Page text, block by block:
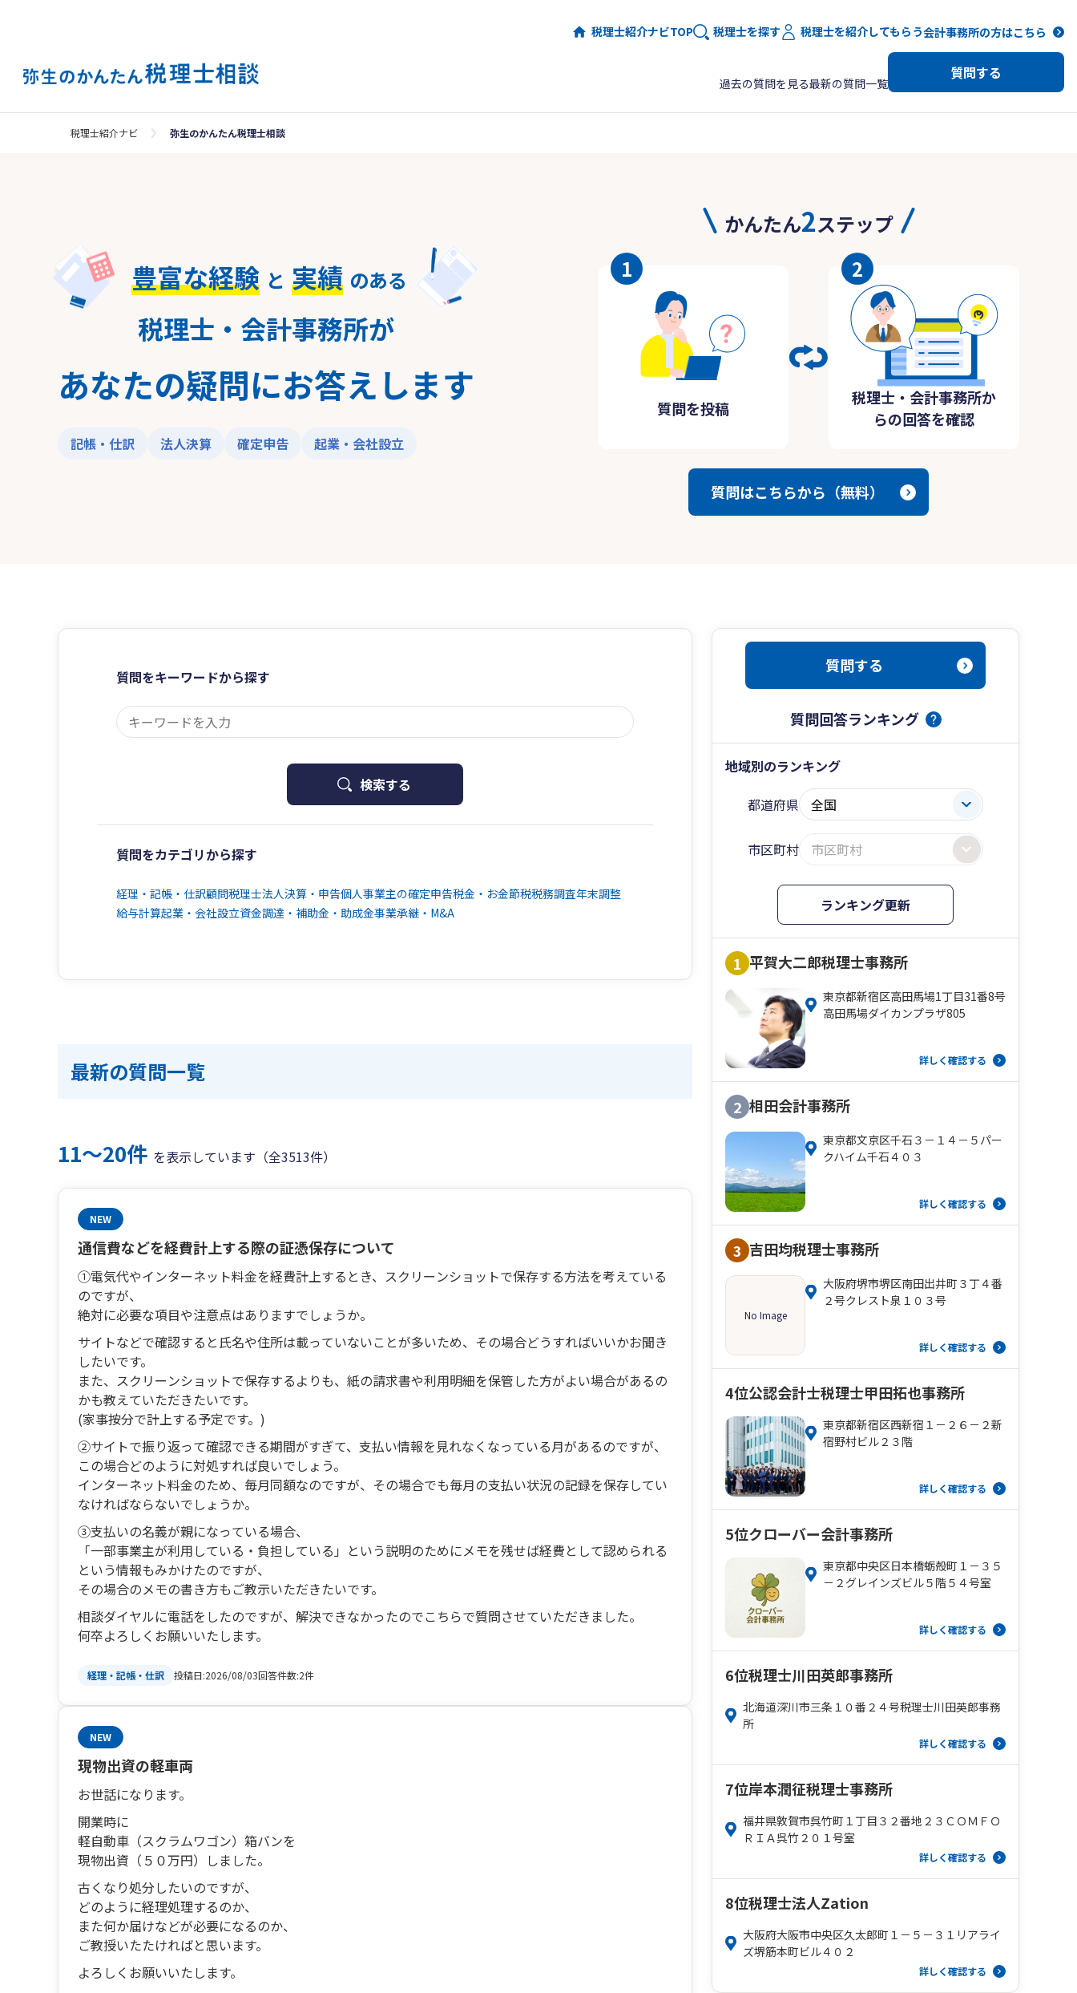
税理士紹介ナビTOP 税理士を探す 税理士を紹介してもらう会計事務所の方はこちら
過去の質問を見る最新の質問一覧
質問する
税理士紹介ナビ 弥生のかんたん税理士相談
豊富な経験 と 実績 のある
税理士・会計事務所が
あなたの疑問にお答えします
記帳・仕訳 法人決算 確定申告 起業・会社設立
かんたん2ステップ
1
質問を投稿
2
税理士・会計事務所か
らの回答を確認
質問はこちらから（無料）
質問をキーワードから探す
検索する
質問をカテゴリから探す
経理・記帳・仕訳顧問税理士法人決算・申告個人事業主の確定申告税金・お金節税税務調査年末調整
給与計算起業・会社設立資金調達・補助金・助成金事業承継・M&A
最新の質問一覧
11〜20件 を表示しています（全3513件）
NEW
通信費などを経費計上する際の証憑保存について
①電気代やインターネット料金を経費計上するとき、スクリーンショットで保存する方法を考えている
のですが、
絶対に必要な項目や注意点はありますでしょうか。
サイトなどで確認すると氏名や住所は載っていないことが多いため、その場合どうすればいいかお聞き
したいです。
また、スクリーンショットで保存するよりも、紙の請求書や利用明細を保管した方がよい場合があるの
かも教えていただきたいです。
(家事按分で計上する予定です。)
②サイトで振り返って確認できる期間がすぎて、支払い情報を見れなくなっている月があるのですが、
この場合どのように対処すれば良いでしょう。
インターネット料金のため、毎月同額なのですが、その場合でも毎月の支払い状況の記録を保存してい
なければならないでしょうか。
③支払いの名義が親になっている場合、
「一部事業主が利用している・負担している」という説明のためにメモを残せば経費として認められる
という情報もみかけたのですが、
その場合のメモの書き方もご教示いただきたいです。
相談ダイヤルに電話をしたのですが、解決できなかったのでこちらで質問させていただきました。
何卒よろしくお願いいたします。
経理・記帳・仕訳 投稿日:2026/08/03回答件数:2件
NEW
現物出資の軽車両
お世話になります。
開業時に
軽自動車（スクラムワゴン）箱バンを
現物出資（５０万円）しました。
古くなり処分したいのですが、
どのように経理処理するのか、
また何か届けなどが必要になるのか、
ご教授いたたければと思います。
よろしくお願いいたします。
質問する
質問回答ランキング
地域別のランキング
都道府県
市区町村
ランキング更新
1 平賀大二郎税理士事務所
東京都新宿区高田馬場1丁目31番8号
高田馬場ダイカンプラザ805
詳しく確認する
2 相田会計事務所
東京都文京区千石３－１４－５パー
クハイム千石４０３
詳しく確認する
3 吉田均税理士事務所
No Image
大阪府堺市堺区南田出井町３丁４番
２号クレスト泉１０３号
詳しく確認する
4位公認会計士税理士甲田拓也事務所
東京都新宿区西新宿１－２６－２新
宿野村ビル２３階
詳しく確認する
5位クローバー会計事務所
東京都中央区日本橋蛎殻町１－３５
－２グレインズビル５階５４号室
詳しく確認する
6位税理士川田英郎事務所
北海道深川市三条１０番２４号税理士川田英郎事務
所
詳しく確認する
7位岸本潤征税理士事務所
福井県敦賀市呉竹町１丁目３２番地２３ＣＯＭＦＯ
ＲＩＡ呉竹２０１号室
詳しく確認する
8位税理士法人Zation
大阪府大阪市中央区久太郎町１－５－３１リアライ
ズ堺筋本町ビル４０２
詳しく確認する